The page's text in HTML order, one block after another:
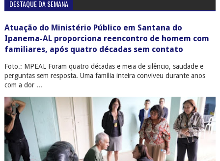
DESTAQUE DA SEMANA
Atuação do Ministério Público em Santana do
Ipanema-AL proporciona reencontro de homem com
Foto.: MPEAL Foram quatro décadas e meia de silêncio, saudade e
perguntas sem resposta. Uma família inteira conviveu durante anos
com a dor ...